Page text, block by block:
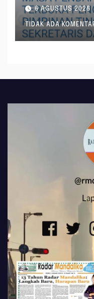
6 AGUSTUS 2026
TIDAK ADA